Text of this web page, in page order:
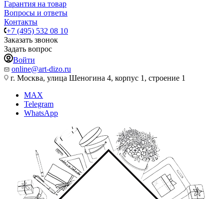
Гарантия на товар
Вопросы и ответы
Контакты
+7 (495) 532 08 10
Заказать звонок
Задать вопрос
Войти
online@art-dizo.ru
г. Москва, улица Шеногина 4, корпус 1, строение 1
MAX
Telegram
WhatsApp